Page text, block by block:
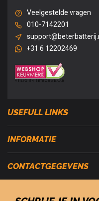
Veelgestelde vragen
010-7142201
+31 6 12202469
USEFULL LINKS
INFORMATIE
CONTACTGEGEVENS